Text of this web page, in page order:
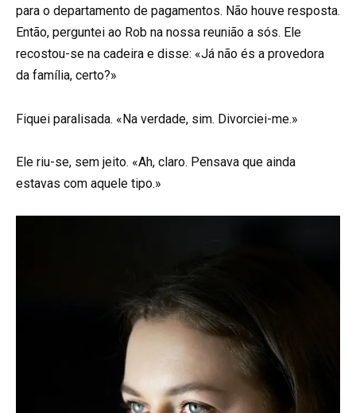
para o departamento de pagamentos. Não houve resposta.
Então, perguntei ao Rob na nossa reunião a sós. Ele
recostou-se na cadeira e disse: «Já não és a provedora
da família, certo?»
Fiquei paralisada. «Na verdade, sim. Divorciei-me.»
Ele riu-se, sem jeito. «Ah, claro. Pensava que ainda
estavas com aquele tipo.»